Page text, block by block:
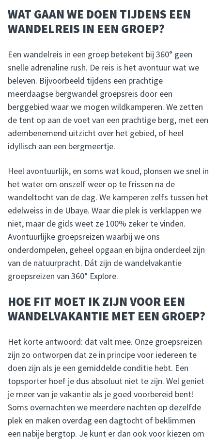
WAT GAAN WE DOEN TIJDENS EEN
WANDELREIS IN EEN GROEP?
Een wandelreis in een groep betekent bij 360° geen
snelle adrenaline rush. De reis is het avontuur wat we
beleven. Bijvoorbeeld tijdens een prachtige
meerdaagse bergwandel groepsreis door een
berggebied waar we mogen wildkamperen. We zetten
de tent op aan de voet van een prachtige berg, met een
adembenemend uitzicht over het gebied, of heel
idyllisch aan een bergmeertje.
Heel avontuurlijk, en soms wat koud, plonsen we snel in
het water om onszelf weer op te frissen na de
wandeltocht van de dag. We kamperen zelfs tussen het
edelweiss in de Ubaye. Waar die plek is verklappen we
niet, maar de gids weet ze 100% zeker te vinden.
Avontuurlijke groepsreizen waarbij we ons
onderdompelen, geheel opgaan en bijna onderdeel zijn
van de natuurpracht. Dát zijn de wandelvakantie
groepsreizen van 360° Explore.
HOE FIT MOET IK ZIJN VOOR EEN
WANDELVAKANTIE MET EEN GROEP?
Het korte antwoord: dat valt mee. Onze groepsreizen
zijn zo ontworpen dat ze in principe voor iedereen te
doen zijn als je een gemiddelde conditie hebt. Een
topsporter hoef je dus absoluut niet te zijn. Wel geniet
je meer van je vakantie als je goed voorbereid bent!
Soms overnachten we meerdere nachten op dezelfde
plek en maken overdag een dagtocht of beklimmen
een nabije bergtop. Je kunt er dan ook voor kiezen om